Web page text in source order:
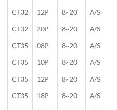
CT32
12P 8~20 A/S
CT32
20P 8~20 A/S
CT35
08P 8~20 A/S
CT35
10P 8~20 A/S
CT35
12P 8~20 A/S
CT35
18P 8~20 A/S